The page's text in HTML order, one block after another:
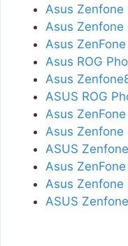
Asus Zenfone
Asus Zenfone
Asus
Asus ROG
Asus
ASUS ROG
Asus
Asus Zenfone
ASUS
Asus
Asus Zenfone
ASUS